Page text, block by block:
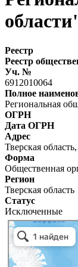
Реестр
Реестр
Уч. №
6912010064
Полное
Региональная
ОГРН
Дата ОГРН
Адрес
Тверская
Форма
Общественная
Регион
Тверская область
Статус
Исключенные